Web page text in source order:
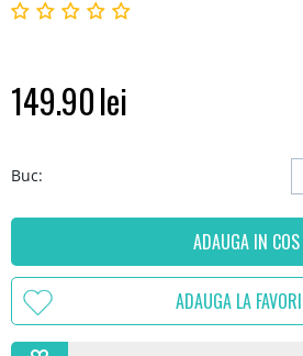
149.90lei
Buc:
ADAUGA IN COS
ADAUGA LA